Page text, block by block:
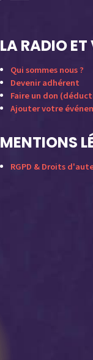
LA RADIO ET
Qui sommes nous ?
Devenir adhérent
Faire un don
Ajouter votre
MENTIONS
RGPD & Droits